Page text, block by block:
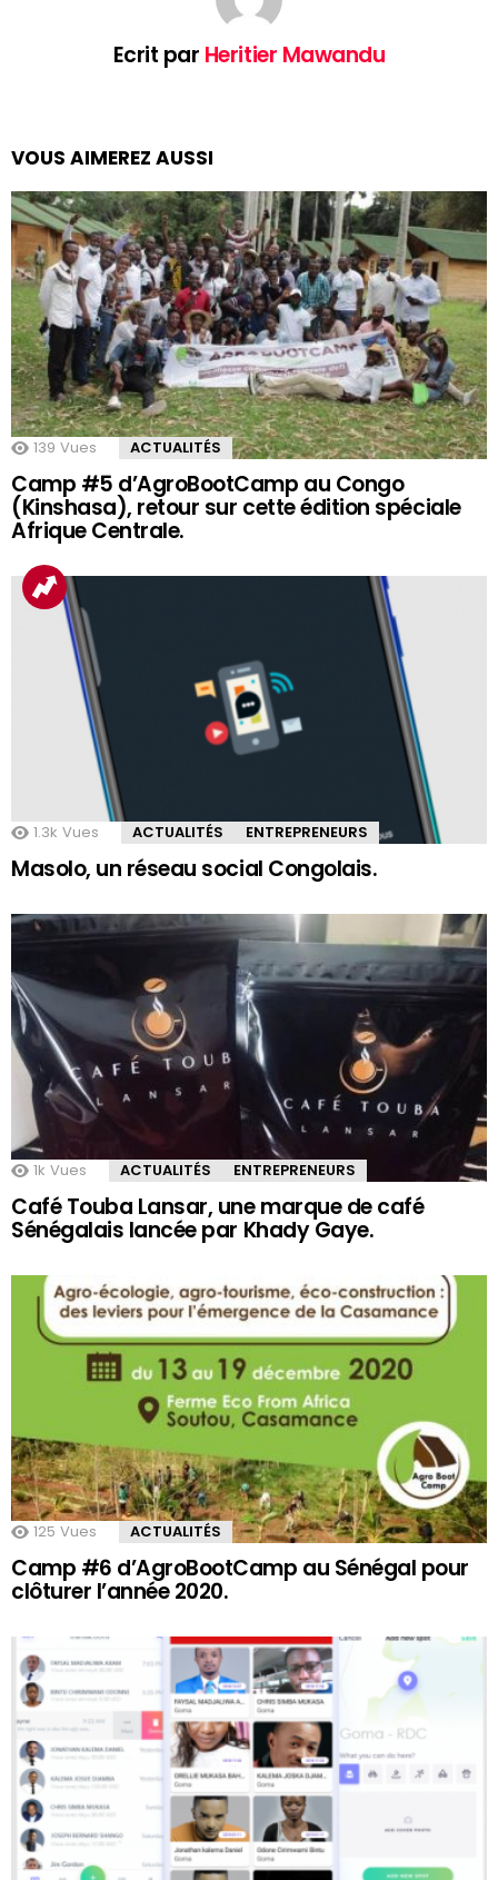
Ecrit par Heritier Mawandu
VOUS AIMEREZ AUSSI
139 Vues ACTUALITÉS
Camp #5 d’AgroBootCamp au Congo
(Kinshasa), retour sur cette édition spéciale
Afrique Centrale.
1.3k Vues ACTUALITÉS ENTREPRENEURS
Masolo, un réseau social Congolais.
1k Vues ACTUALITÉS ENTREPRENEURS
Café Touba Lansar, une marque de café
Sénégalais lancée par Khady Gaye.
125 Vues ACTUALITÉS
Camp #6 d’AgroBootCamp au Sénégal pour
clôturer l’année 2020.